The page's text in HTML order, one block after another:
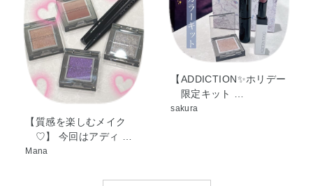
チル・マルトデキストリン・酸化スズ・水・水添ポリイソ
ブテン・クロルフェネシン・カルミン・グンジョウ・コン
ジョウ・マイカ・酸化チタン・酸化亜鉛・酸化鉄
【質感を楽しむメイク
♡】 今回はアディ …
Mana
【ADDICTION✨ホリデー
限定キット …
sakura